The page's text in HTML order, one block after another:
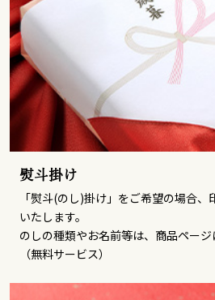
熨斗掛け
「熨斗(のし)掛け」をご希望の場合
いたします。
のしの種類やお名前等は、商品ページ
（無料サービス）